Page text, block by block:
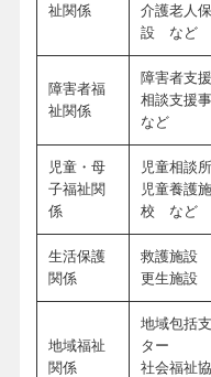
祉関係
介護老人
設 など
障害者福
祉関係
障害者支
相談支援
など
児童・母
子福祉関
係
児童相談所
児童養護
校 など
生活保護
関係
救護施設
更生施設
地域福祉
関係
地域包括
ター
社会福祉